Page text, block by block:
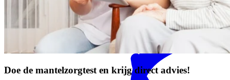
Mantelzorgondersteuning
Doe de mantelzorgtest en krijg direct advies!